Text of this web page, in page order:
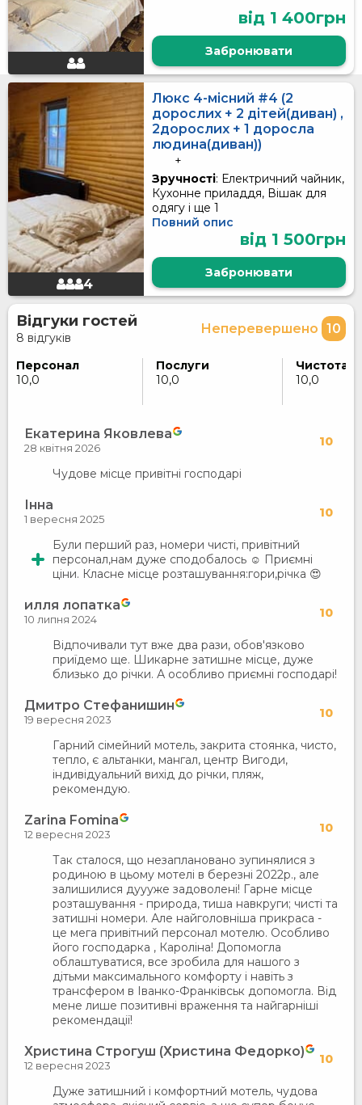
від 1 400грн
Забронювати
4
Люкс 4-місний #4 (2
дорослих + 2 дітей(диван) ,
2дорослих + 1 доросла
людина(диван))
+
Зручності: Електричний чайник,
Кухонне приладдя, Вішак для
одягу і ще 1
Повний опис
від 1 500грн
Забронювати
Відгуки гостей
8 відгуків
Неперевершено 10
Персонал
10,0
Послуги
10,0
Чистота
10,0
Екатерина Яковлева 10
28 квітня 2026
Чудове місце привітні господарі
Інна 10
1 вересня 2025
Були перший раз, номери чисті, привітний
персонал,нам дуже сподобалось ☺️ Приємні
ціни. Класне місце розташування:гори,річка 😍
илля лопатка 10
10 липня 2024
Відпочивали тут вже два рази, обов'язково
приїдемо ще. Шикарне затишне місце, дуже
близько до річки. А особливо приємні господарі!
Дмитро Стефанишин 10
19 вересня 2023
Гарний сімейний мотель, закрита стоянка, чисто,
тепло, є альтанки, мангал, центр Вигоди,
індивідуальний вихід до річки, пляж,
рекомендую.
Zarina Fomina 10
12 вересня 2023
Так сталося, що незаплановано зупинялися з
родиною в цьому мотелі в березні 2022р., але
залишилися дуууже задоволені! Гарне місце
розташування - природа, тиша навкруги; чисті та
затишні номери. Але найголовніша прикраса -
це мега привітний персонал мотелю. Особливо
його господарка , Кароліна! Допомогла
облаштуватися, все зробила для нашого з
дітьми максимального комфорту і навіть з
трансфером в Іванко-Франківськ допомогла. Від
мене лише позитивні враження та найгарніші
рекомендації!
Христина Строгуш (Христина Федорко) 10
12 вересня 2023
Дуже затишний і комфортний мотель, чудова